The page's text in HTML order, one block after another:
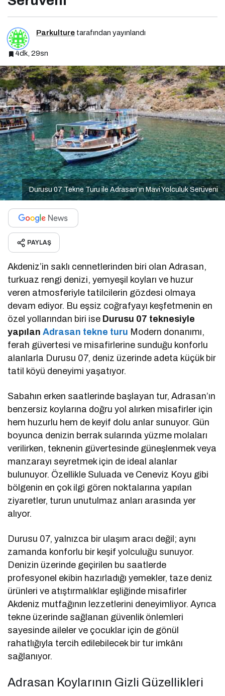
Parkulture tarafından yayınlandı
4dk, 29sn
Durusu 07 Tekne Turu ile Adrasan’ın Mavi Yolculuk Serüveni
PAYLAŞ
Akdeniz’in saklı cennetlerinden biri olan Adrasan,
turkuaz rengi denizi, yemyeşil koyları ve huzur
veren atmosferiyle tatilcilerin gözdesi olmaya
devam ediyor. Bu eşsiz coğrafyayı keşfetmenin en
özel yollarından biri ise Durusu 07 teknesiyle
yapılanAdrasan tekne turu Modern donanımı,
ferah güvertesi ve misafirlerine sunduğu konforlu
alanlarla Durusu 07, deniz üzerinde adeta küçük bir
tatil köyü deneyimi yaşatıyor.
Sabahın erken saatlerinde başlayan tur, Adrasan’ın
benzersiz koylarına doğru yol alırken misafirler için
hem huzurlu hem de keyif dolu anlar sunuyor. Gün
boyunca denizin berrak sularında yüzme molaları
verilirken, teknenin güvertesinde güneşlenmek veya
manzarayı seyretmek için de ideal alanlar
bulunuyor. Özellikle Suluada ve Ceneviz Koyu gibi
bölgenin en çok ilgi gören noktalarına yapılan
ziyaretler, turun unutulmaz anları arasında yer
alıyor.
Durusu 07, yalnızca bir ulaşım aracı değil; aynı
zamanda konforlu bir keşif yolculuğu sunuyor.
Denizin üzerinde geçirilen bu saatlerde
profesyonel ekibin hazırladığı yemekler, taze deniz
ürünleri ve atıştırmalıklar eşliğinde misafirler
Akdeniz mutfağının lezzetlerini deneyimliyor. Ayrıca
tekne üzerinde sağlanan güvenlik önlemleri
sayesinde aileler ve çocuklar için de gönül
rahatlığıyla tercih edilebilecek bir tur imkânı
sağlanıyor.
Adrasan Koylarının Gizli Güzellikleri